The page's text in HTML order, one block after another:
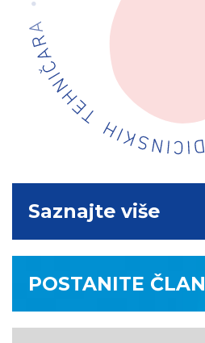
Saznajte više
POSTANITE ČLAN